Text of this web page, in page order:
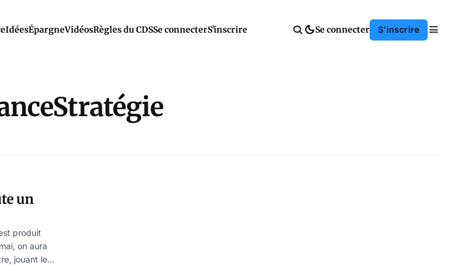
IdéesÉpargneVidéosRègles du CDSSe connecterS'inscrire Se connecter S'inscrire
un
produit
on aura
jouant les